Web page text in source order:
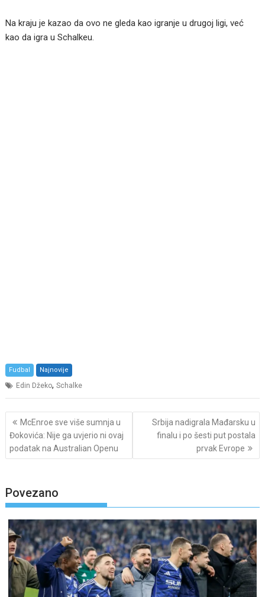
Na kraju je kazao da ovo ne gleda kao igranje u drugoj ligi, već
kao da igra u Schalkeu.
Fudbal Najnovije
Edin Džeko,Schalke
Post
navigation
McEnroe sve više sumnja u
Đokovića: Nije ga uvjerio ni ovaj
podatak na Australian Openu
Srbija nadigrala Mađarsku u
finalu i po šesti put postala
prvak Evrope
Povezano